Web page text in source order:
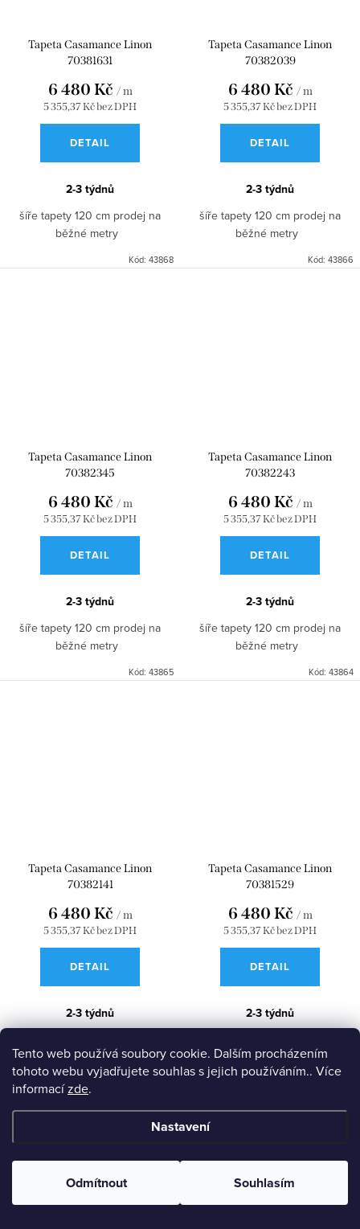
Tento web používá soubory cookie. Dalším procházením
tohoto webu vyjadřujete souhlas s jejich používáním.. Více
informacízde.
Nastavení
Odmítnout Souhlasím
Tapeta Casamance Linon
70381631
5 355,37 Kč bez DPH
6 480 Kč / m
DETAIL
2-3 týdnů
šíře tapety 120 cm prodej na
běžné metry
Kód: 43868
Tapeta Casamance Linon
70382039
5 355,37 Kč bez DPH
6 480 Kč / m
DETAIL
2-3 týdnů
šíře tapety 120 cm prodej na
běžné metry
Kód: 43866
Tapeta Casamance Linon
70382345
5 355,37 Kč bez DPH
6 480 Kč / m
DETAIL
2-3 týdnů
šíře tapety 120 cm prodej na
běžné metry
Kód: 43865
Tapeta Casamance Linon
70382243
5 355,37 Kč bez DPH
6 480 Kč / m
DETAIL
2-3 týdnů
šíře tapety 120 cm prodej na
běžné metry
Kód: 43864
Tapeta Casamance Linon
70382141
5 355,37 Kč bez DPH
6 480 Kč / m
DETAIL
2-3 týdnů
běžné metry
Tapeta Casamance Linon
70381529
5 355,37 Kč bez DPH
6 480 Kč / m
DETAIL
2-3 týdnů
běžné metry